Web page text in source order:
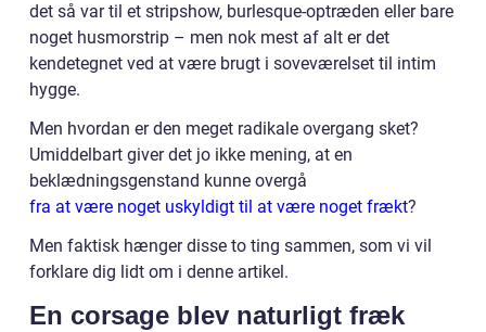
det så var til et stripshow, burlesque-optræden eller bare
noget husmorstrip – men nok mest af alt er det
kendetegnet ved at være brugt i soveværelset til intim
hygge.
Men hvordan er den meget radikale overgang sket?
Umiddelbart giver det jo ikke mening, at en
beklædningsgenstand kunne overgå
fra at være noget uskyldigt til at være noget frækt?
Men faktisk hænger disse to ting sammen, som vi vil
forklare dig lidt om i denne artikel.
En corsage blev naturligt fræk